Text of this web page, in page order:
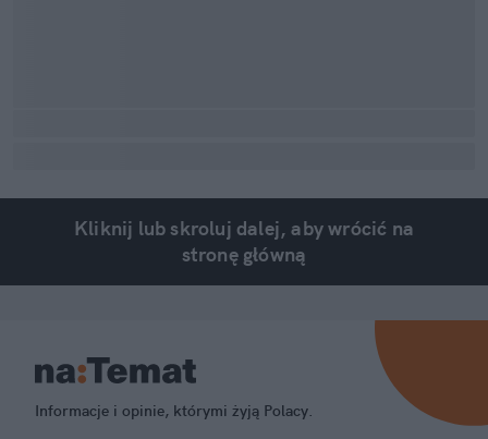
Kliknij lub skroluj dalej, aby wrócić na
stronę główną
Informacje i opinie, którymi żyją Polacy.